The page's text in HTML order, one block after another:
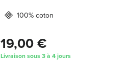
100% coton
19,00 €
Livraison sous 3 à 4 jours